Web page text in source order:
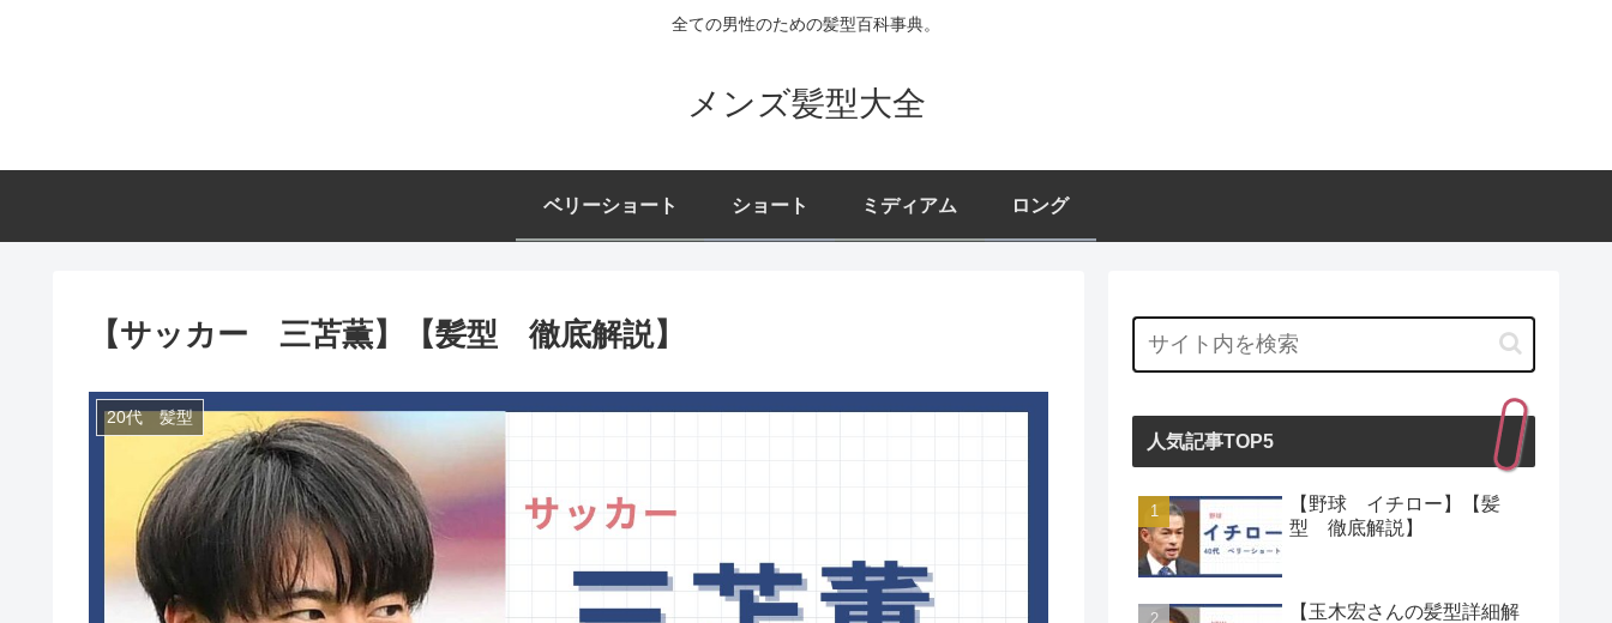
全ての男性のための髪型百科事典。
メンズ髪型大全
ベリーショート ショート ミディアム ロング
【サッカー 三苫薫】【髪型 徹底解説】
20代 髪型
人気記事TOP5
【野球 イチロー】【髪
型 徹底解説】
【玉木宏さんの髪型詳細解